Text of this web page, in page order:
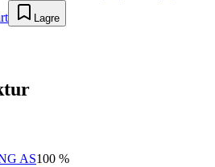
Lagre
AS100 %